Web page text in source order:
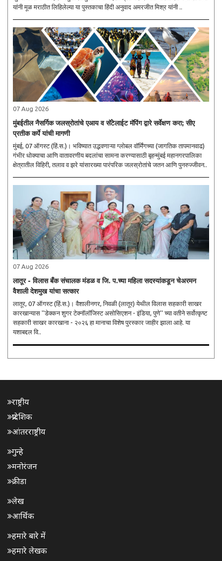
यांनी मूळ मराठीत लिहिलेल्या या पुस्तकाचा हिंदी अनुवाद अमरजीत मिश्र यांनी ..
07 Aug 2026
मुंबईतील नैसर्गिक जलस्रोतांचे एआय व सॅटेलाईट मॅपिंग द्वारे सर्वेक्षण करा; सीए
प्रतीक कर्पे यांची मागणी
मुंबई, 07 ऑगस्ट (हिं.स.)। भविष्यात उद्भवणाऱ्या ग्लोबल वॉर्मिंगच्या (जागतिक तापमानवाढ)
गंभीर धोक्याचा आणि वातावरणीय बदलांचा सामना करण्यासाठी बृहन्मुंबई महानगरपालिका
क्षेत्रातील विहिरी, तलाव व झरे यांसारख्या पारंपरिक जलस्रोतांचे जतन आणि पुनरुज्जीवन..
07 Aug 2026
लातूर - विलास बँक संचालक मंडळ व जि. प.च्या महिला सदस्यांकडून चेअरमन
वैशाली देशमुख यांचा सत्कार
लातूर, 07 ऑगस्ट (हिं.स.)। वैशालीनगर, निवळी (लातूर) येथील विलास सहकारी साखर
कारखान्यास ''डेक्कन शुगर टेक्नॉलॉजिस्ट असोसिएशन - इंडिया, पुणे'' च्या वतीने सर्वोत्कृष्ट
सहकारी साखर कारखाना - २०२६ हा मानाचा विशेष पुरस्कार जाहीर झाला आहे. या
यशाबद्दल वि..
राष्ट्रीय
प्रादेशिक
आंतरराष्ट्रीय
गुन्हे
मनोरंजन
क्रीडा
लेख
आर्थिक
हमारे बारे में
हमारे लेखक